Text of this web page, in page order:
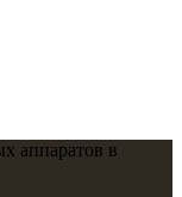
аппаратов в